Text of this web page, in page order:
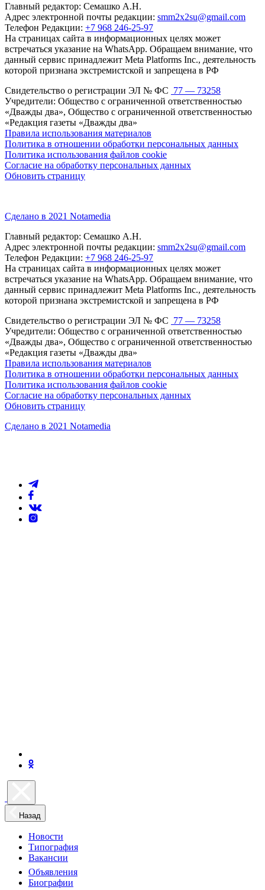
Главный редактор: Семашко А.Н.
Адрес электронной почты редакции: smm2x2su@gmail.com
Телефон Редакции: +7 968 246-25-97
На страницах сайта в информационных целях может
встречаться указание на WhatsApp. Обращаем внимание, что
данный сервис принадлежит Meta Platforms Inc., деятельность
которой признана экстремистской и запрещена в РФ
Свидетельство о регистрации ЭЛ № ФС 77 — 73258
Учредители: Общество с ограниченной ответственностью
«Дважды два», Общество с ограниченной ответственностью
«Редакция газеты «Дважды два»
Правила использования материалов
Политика в отношении обработки персональных данных
Политика использования файлов cookie
Согласие на обработку персональных данных
Обновить страницу
Сделано в 2021 Notamedia
Главный редактор: Семашко А.Н.
Адрес электронной почты редакции: smm2x2su@gmail.com
Телефон Редакции: +7 968 246-25-97
На страницах сайта в информационных целях может
встречаться указание на WhatsApp. Обращаем внимание, что
данный сервис принадлежит Meta Platforms Inc., деятельность
которой признана экстремистской и запрещена в РФ
Свидетельство о регистрации ЭЛ № ФС 77 — 73258
Учредители: Общество с ограниченной ответственностью
«Дважды два», Общество с ограниченной ответственностью
«Редакция газеты «Дважды два»
Правила использования материалов
Политика в отношении обработки персональных данных
Политика использования файлов cookie
Согласие на обработку персональных данных
Обновить страницу
Сделано в 2021 Notamedia
Назад
Новости
Типография
Вакансии
Объявления
Биографии